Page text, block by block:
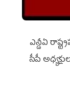
ఎన్డీఏ
సీపీ